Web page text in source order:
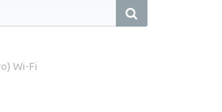
Wi-Fi